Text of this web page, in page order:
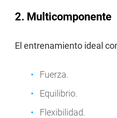
2. Multicomponente
El entrenamiento ideal
Fuerza.
Equilibrio.
Flexibilidad.